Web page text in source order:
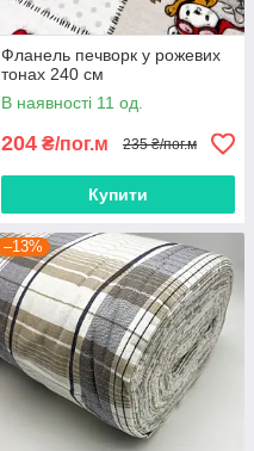
Фланель печворк у рожевих
тонах 240 см
В наявності 11 од.
204 ₴/пог.м 235 ₴/пог.м
Купити
–13%